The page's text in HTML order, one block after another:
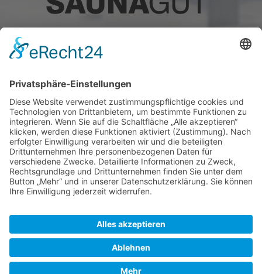
Hauptstraße 88, D-89250 Senden
info@saunagut.de
YouTube
© 2021 - 2026 Saunagut GmbH®. Alle Rechte
vorbehalten.
Widerrufsbelehrung